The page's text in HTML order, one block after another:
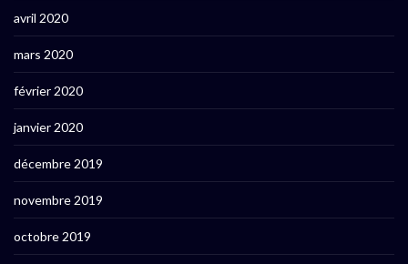
avril 2020
mars 2020
février 2020
janvier 2020
décembre 2019
novembre 2019
octobre 2019